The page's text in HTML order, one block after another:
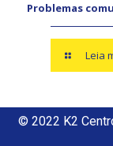
Problemas
Leia
© 2022 K2